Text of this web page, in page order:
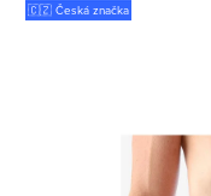
🇨🇿 Česká značka